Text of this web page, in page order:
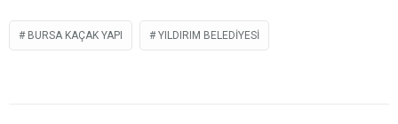
BURSA KAÇAK YAPI YILDIRIM BELEDIYESI